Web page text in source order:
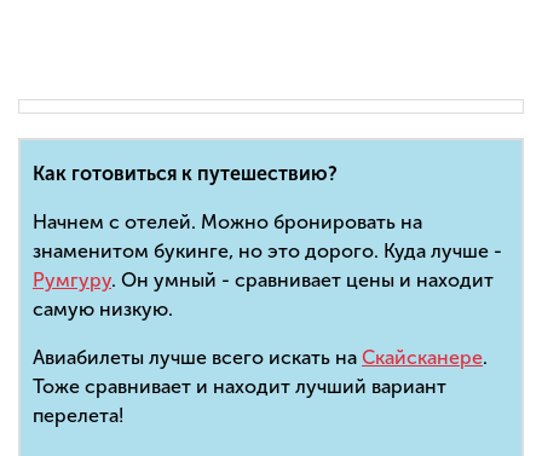
Как готовиться к путешествию?
Начнем с отелей. Можно бронировать на
знаменитом букинге, но это дорого. Куда лучше -
Румгуру. Он умный - сравнивает цены и находит
самую низкую.
Авиабилеты лучше всего искать на Скайсканере.
Тоже сравнивает и находит лучший вариант
перелета!